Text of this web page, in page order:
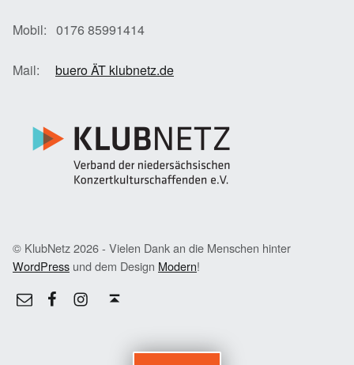
Mobil: 0176 85991414
Mail: buero ÄT klubnetz.de
© KlubNetz 2026 - Vielen Dank an die Menschen hinter
WordPress und dem Design Modern!